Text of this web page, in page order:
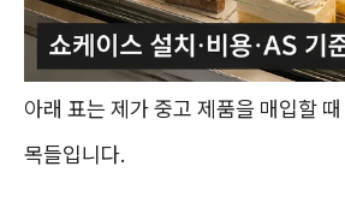
아래 표는 제가 중고 제품을 매입할
목들입니다.